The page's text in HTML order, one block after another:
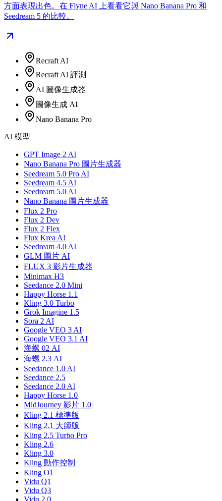
方面表現出色。在 Flyne AI 上看看它與 Nano Banana Pro 和
Seedream 5 的比較。
Recraft AI
Recraft AI 評測
AI 圖像生成器
圖像生成 AI
Nano Banana Pro
AI 模型
GPT Image 2 AI
Nano Banana Pro 圖片生成器
Seedream 5.0 Pro AI
Seedream 4.5 AI
Seedream 5.0 AI
Nano Banana 圖片生成器
Flux 2 Pro
Flux 2 Dev
Flux 2 Flex
Flux Krea AI
Seedream 4.0 AI
GLM 圖片 AI
FLUX 3 影片生成器
Minimax H3
Seedance 2.0 Mini
Happy Horse 1.1
Kling 3.0 Turbo
Grok Imagine 1.5
Sora 2 AI
Google VEO 3 AI
Google VEO 3.1 AI
海螺 02 AI
海螺 2.3 AI
Seedance 1.0 AI
Seedance 2.5
Seedance 2.0 AI
Happy Horse 1.0
MidJourney 影片 1.0
Kling 2.1 標準版
Kling 2.1 大師版
Kling 2.5 Turbo Pro
Kling 2.6
Kling 3.0
Kling 動作控制
Kling O1
Vidu Q1
Vidu Q3